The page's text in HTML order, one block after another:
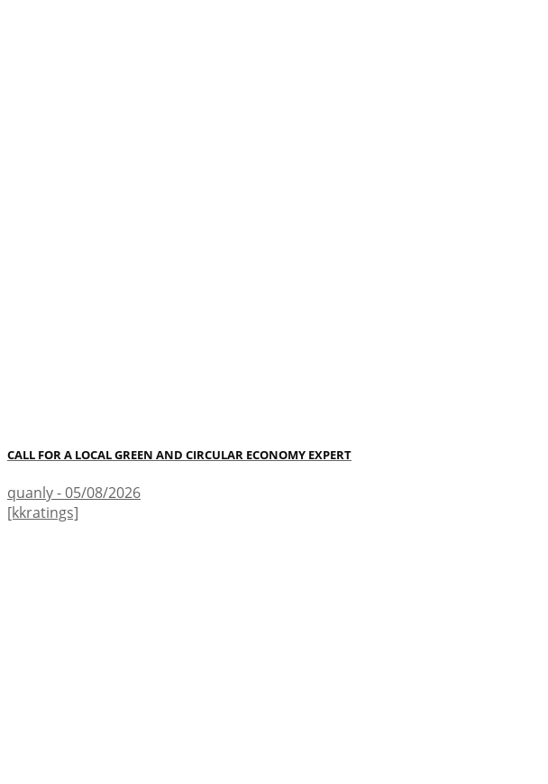
CALL FOR A LOCAL GREEN AND CIRCULAR ECONOMY EXPERT
quanly - 05/08/2026
[kkratings]